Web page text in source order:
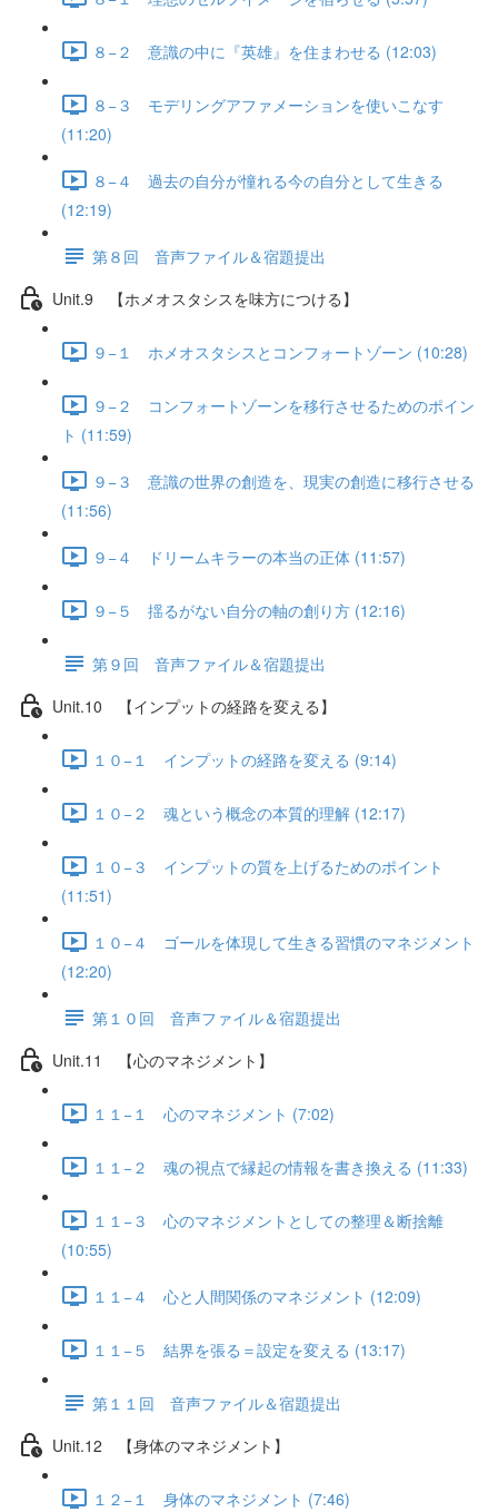
８−２ 意識の中に『英雄』を住まわせる (12:03)
８−３ モデリングアファメーションを使いこなす
(11:20)
８−４ 過去の自分が憧れる今の自分として生きる
(12:19)
第８回 音声ファイル＆宿題提出
Unit.9 【ホメオスタシスを味方につける】
９−１ ホメオスタシスとコンフォートゾーン (10:28)
９−２ コンフォートゾーンを移行させるためのポイン
ト (11:59)
９−３ 意識の世界の創造を、現実の創造に移行させる
(11:56)
９−４ ドリームキラーの本当の正体 (11:57)
９−５ 揺るがない自分の軸の創り方 (12:16)
第９回 音声ファイル＆宿題提出
Unit.10 【インプットの経路を変える】
１０−１ インプットの経路を変える (9:14)
１０−２ 魂という概念の本質的理解 (12:17)
１０−３ インプットの質を上げるためのポイント
(11:51)
１０−４ ゴールを体現して生きる習慣のマネジメント
(12:20)
第１０回 音声ファイル＆宿題提出
Unit.11 【心のマネジメント】
１１−１ 心のマネジメント (7:02)
１１−２ 魂の視点で縁起の情報を書き換える (11:33)
１１−３ 心のマネジメントとしての整理＆断捨離
(10:55)
１１−４ 心と人間関係のマネジメント (12:09)
１１−５ 結界を張る＝設定を変える (13:17)
第１１回 音声ファイル＆宿題提出
Unit.12 【身体のマネジメント】
１２−１ 身体のマネジメント (7:46)